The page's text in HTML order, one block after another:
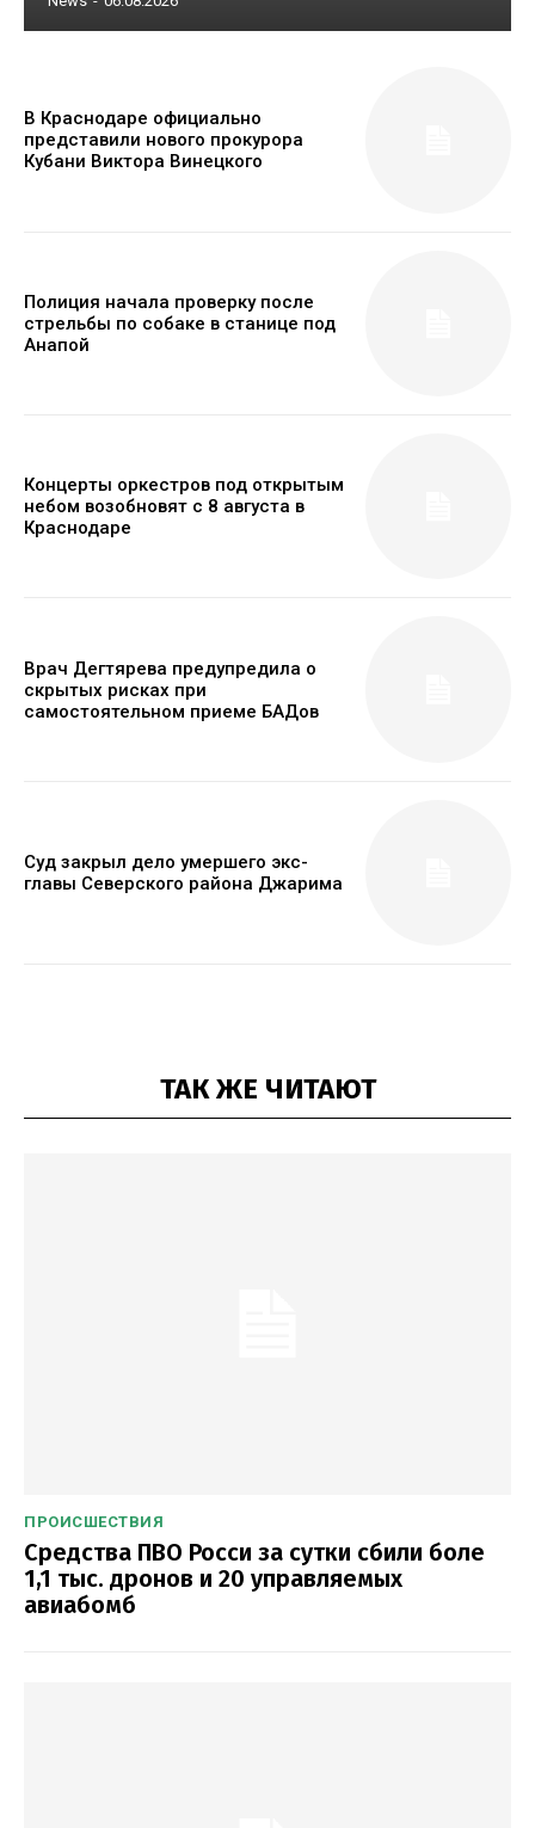
В Краснодаре официально
представили нового прокурора
Кубани Виктора Винецкого
Полиция начала проверку после
стрельбы по собаке в станице под
Анапой
Концерты оркестров под открытым
небом возобновят с 8 августа в
Краснодаре
Врач Дегтярева предупредила о
скрытых рисках при
самостоятельном приеме БАДов
Суд закрыл дело умершего экс-
главы Северского района Джарима
ТАК ЖЕ ЧИТАЮТ
ПРОИСШЕСТВИЯ
Средства ПВО Росси за сутки сбили боле
1,1 тыс. дронов и 20 управляемых
авиабомб